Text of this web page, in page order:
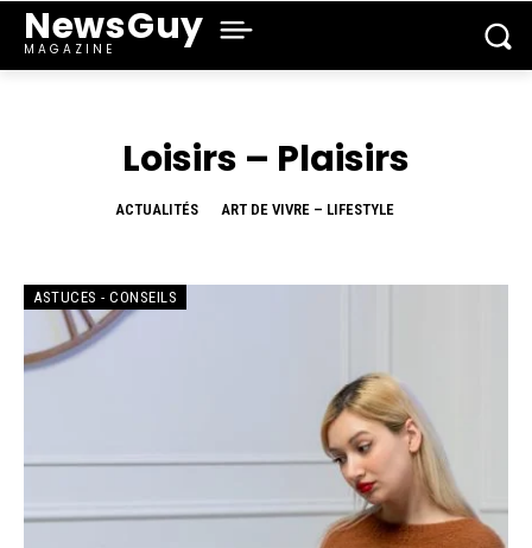
NewsGuy
MAGAZINE
Loisirs – Plaisirs
ACTUALITÉS ART DE VIVRE – LIFESTYLE
ASTUCES - CONSEILS